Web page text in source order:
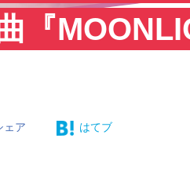
『
ェア はてブ